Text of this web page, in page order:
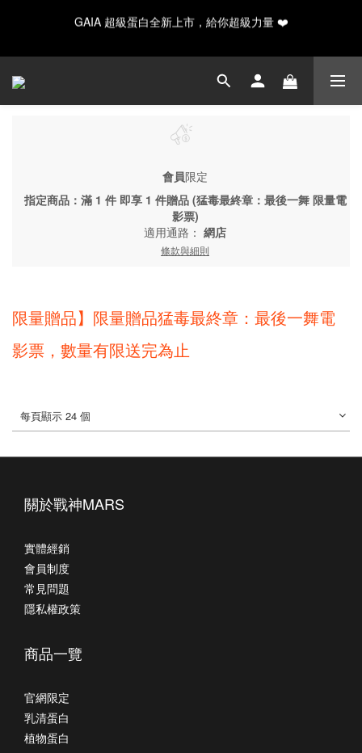
GAIA 超級蛋白全新上市，給你超級力量 ❤️
GAIA 超級蛋白全新上市，給你超級力量 ❤️
✨ 新手入門必備！水解20入輕量/30入月享組合
下單爸爸的高蛋白💕
GAIA 超級蛋白全新上市，給你超級力量 ❤️
會員限定
指定商品：滿 1 件 即享 1 件贈品 (猛毒最終章：最後一舞 限量電
影票)
適用通路： 網店
條款與細則
限量贈品】限量贈品猛毒最終章：最後一舞電
影票，數量有限送完為止
每頁顯示 24 個
關於戰神MARS
實體經銷
會員制度
常見問題
隱私權政策
商品一覽
官網限定
乳清蛋白
植物蛋白